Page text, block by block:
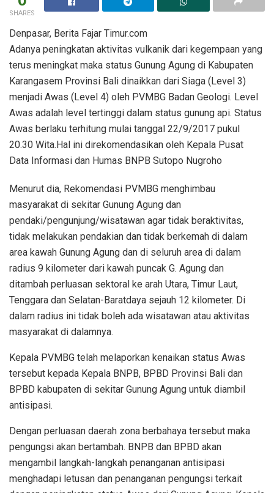
SHARES
Denpasar, Berita Fajar Timur.com
Adanya peningkatan aktivitas vulkanik dari kegempaan yang
terus meningkat maka status Gunung Agung di Kabupaten
Karangasem Provinsi Bali dinaikkan dari Siaga (Level 3)
menjadi Awas (Level 4) oleh PVMBG Badan Geologi. Level
Awas adalah level tertinggi dalam status gunung api. Status
Awas berlaku terhitung mulai tanggal 22/9/2017 pukul
20.30 Wita.Hal ini direkomendasikan oleh Kepala Pusat
Data Informasi dan Humas BNPB Sutopo Nugroho
Menurut dia, Rekomendasi PVMBG menghimbau
masyarakat di sekitar Gunung Agung dan
pendaki/pengunjung/wisatawan agar tidak beraktivitas,
tidak melakukan pendakian dan tidak berkemah di dalam
area kawah Gunung Agung dan di seluruh area di dalam
radius 9 kilometer dari kawah puncak G. Agung dan
ditambah perluasan sektoral ke arah Utara, Timur Laut,
Tenggara dan Selatan-Baratdaya sejauh 12 kilometer. Di
dalam radius ini tidak boleh ada wisatawan atau aktivitas
masyarakat di dalamnya.
Kepala PVMBG telah melaporkan kenaikan status Awas
tersebut kepada Kepala BNPB, BPBD Provinsi Bali dan
BPBD kabupaten di sekitar Gunung Agung untuk diambil
antisipasi.
Dengan perluasan daerah zona berbahaya tersebut maka
pengungsi akan bertambah. BNPB dan BPBD akan
mengambil langkah-langkah penanganan antisipasi
menghadapi letusan dan penanganan pengungsi terkait